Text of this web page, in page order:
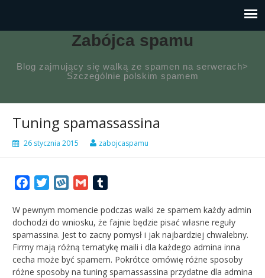
Zabójca spamu
Blog zajmujący się walką ze spamen na serwerach>
Szczególnie polskim spamem
Tuning spamassassina
26 stycznia 2015 zabojcaspamu
FacebookTwitterWykopGmail
W pewnym momencie podczas walki ze spamem każdy admin
dochodzi do wniosku, że fajnie będzie pisać własne reguły
spamassina. Jest to zacny pomysł i jak najbardziej chwalebny.
Firmy mają różną tematykę maili i dla każdego admina inna
cecha może być spamem. Pokrótce omówię różne sposoby
różne sposoby na tuning spamassassina przydatne dla admina